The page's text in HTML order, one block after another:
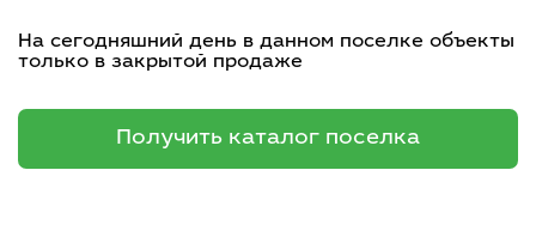
На сегодняшний день в данном поселке объекты
только в закрытой продаже
Получить каталог поселка